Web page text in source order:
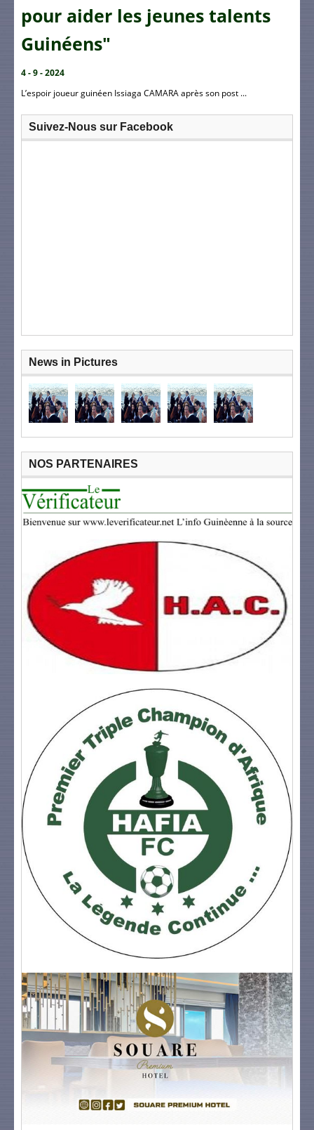
pour aider les jeunes talents
Guinéens"
4 - 9 - 2024
L’espoir joueur guinéen Issiaga CAMARA après son post ...
Suivez-Nous sur Facebook
News in Pictures
NOS PARTENAIRES